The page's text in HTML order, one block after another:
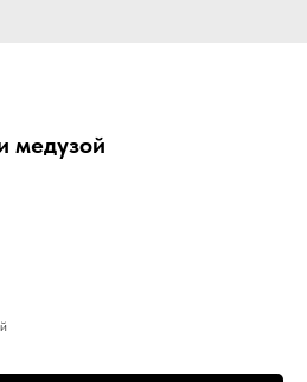
медузой